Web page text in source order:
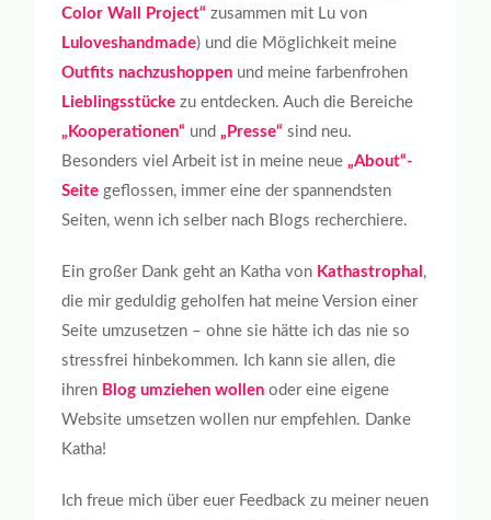
Color Wall Project“ zusammen mit Lu von
Luloveshandmade) und die Möglichkeit meine
Outfits nachzushoppen und meine farbenfrohen
Lieblingsstücke zu entdecken. Auch die Bereiche
„Kooperationen“ und „Presse“ sind neu.
Besonders viel Arbeit ist in meine neue „About“-
Seite geflossen, immer eine der spannendsten
Seiten, wenn ich selber nach Blogs recherchiere.
Ein großer Dank geht an Katha von Kathastrophal ,
die mir geduldig geholfen hat meine Version einer
Seite umzusetzen – ohne sie hätte ich das nie so
stressfrei hinbekommen. Ich kann sie allen, die
ihren Blog umziehen wollen oder eine eigene
Website umsetzen wollen nur empfehlen. Danke
Katha!
Ich freue mich über euer Feedback zu meiner neuen